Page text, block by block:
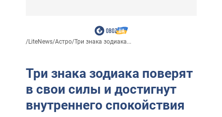
/LiteNews/Астро/Три знака зодиака...
Три знака зодиака поверят
в свои силы и достигнут
внутреннего спокойствия